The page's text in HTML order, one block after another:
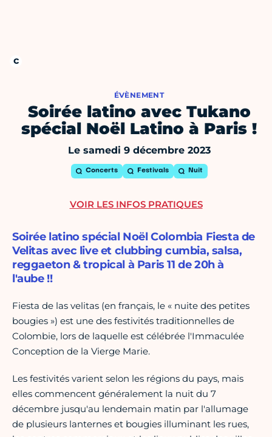
ÉVÈNEMENT
Soirée latino avec Tukano
spécial Noël Latino à Paris !
Le samedi 9 décembre 2023
Concerts Festivals Nuit
Soirée latino spécial Noël Colombia Fiesta de
Velitas avec live et clubbing cumbia, salsa,
reggaeton & tropical à Paris 11 de 20h à
l'aube !!
Fiesta de las velitas (en français, le « nuite des petites
bougies ») est une des festivités traditionnelles de
Colombie, lors de laquelle est célébrée l'Immaculée
Conception de la Vierge Marie.
Les festivités varient selon les régions du pays, mais
elles commencent généralement la nuit du 7
décembre jusqu'au lendemain matin par l'allumage
de plusieurs lanternes et bougies illuminant les rues,
VOIR LES INFOS PRATIQUES